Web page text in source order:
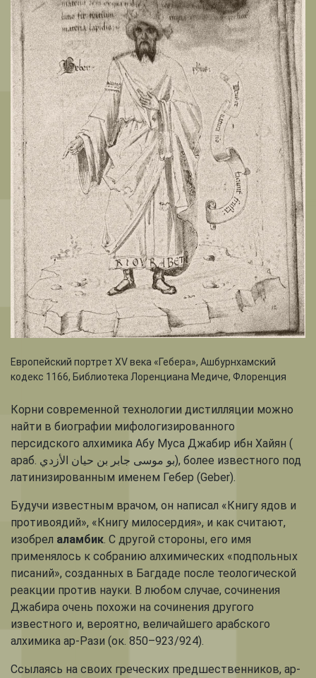
Европейский портрет XV века «Гебера», Ашбурнхамский
кодекс 1166, Библиотека Лоренциана Медиче, Флоренция
Корни современной технологии дистилляции можно
найти в биографии мифологизированного
персидского алхимика Абу Муса Джабир ибн Хайян (
араб. بو موسى جابر بن حيان الأزدي), более известного под
латинизированным именем Гебер (Geber).
Будучи известным врачом, он написал «Книгу ядов и
противоядий», «Книгу милосердия», и как считают,
изобрел аламбик . С другой стороны, его имя
применялось к собранию алхимических «подпольных
писаний», созданных в Багдаде после теологической
реакции против науки. В любом случае, сочинения
Джабира очень похожи на сочинения другого
известного и, вероятно, величайшего арабского
алхимика ар-Рази (ок. 850–923/924).
Ссылаясь на своих греческих предшественников, ар-